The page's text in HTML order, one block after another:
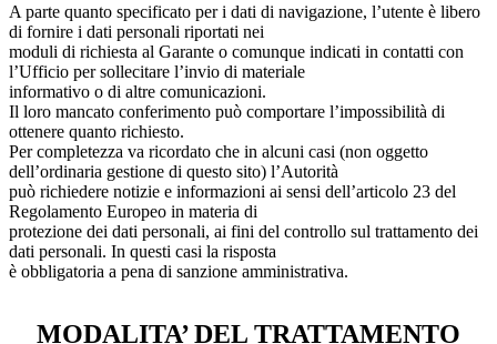
A parte quanto specificato per i dati di navigazione, l’utente è libero
di fornire i dati personali riportati nei
moduli di richiesta al Garante o comunque indicati in contatti con
l’Ufficio per sollecitare l’invio di materiale
informativo o di altre comunicazioni.
Il loro mancato conferimento può comportare l’impossibilità di
ottenere quanto richiesto.
Per completezza va ricordato che in alcuni casi (non oggetto
dell’ordinaria gestione di questo sito) l’Autorità
può richiedere notizie e informazioni ai sensi dell’articolo 23 del
Regolamento Europeo in materia di
protezione dei dati personali, ai fini del controllo sul trattamento dei
dati personali. In questi casi la risposta
è obbligatoria a pena di sanzione amministrativa.
MODALITA’ DEL TRATTAMENTO